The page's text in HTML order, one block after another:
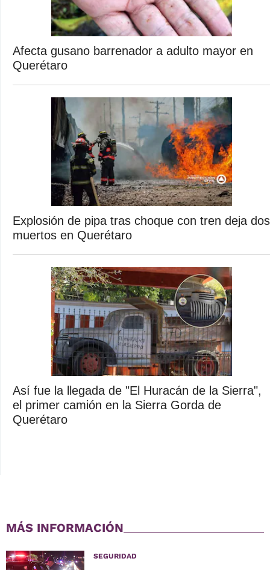
Afecta gusano barrenador a adulto mayor en
Querétaro
Explosión de pipa tras choque con tren deja dos
muertos en Querétaro
Así fue la llegada de "El Huracán de la Sierra",
el primer camión en la Sierra Gorda de
Querétaro
MÁS INFORMACIÓN
SEGURIDAD